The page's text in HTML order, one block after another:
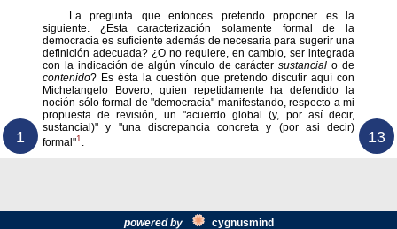
La pregunta que entonces pretendo proponer es la
siguiente. ¿Esta caracterización solamente formal de la
democracia es suficiente además de necesaria para sugerir una
definición adecuada? ¿O no requiere, en cambio, ser integrada
con la indicación de algún vínculo de carácter sustancial o de
contenido? Es ésta la cuestión que pretendo discutir aquí con
Michelangelo Bovero, quien repetidamente ha defendido la
noción sólo formal de "democracia" manifestando, respecto a mi
propuesta de revisión, un "acuerdo global (y, por así decir,
sustancial)" y "una discrepancia concreta y (por asi decir)
formal"1 .
1 13
powered by cygnusmind